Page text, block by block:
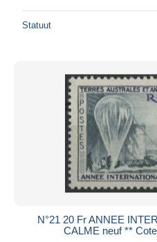
Statuut
N°21 20 Fr ANNEE
CALME neuf **